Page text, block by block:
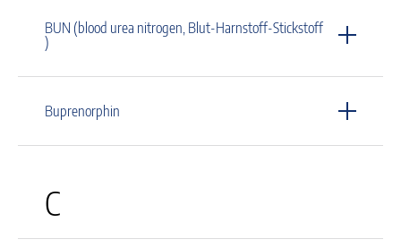
BUN (blood urea nitrogen, Blut-Harnstoff-Stickstoff
)
Buprenorphin
C